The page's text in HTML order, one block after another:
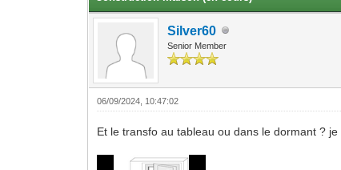
Silver60
Senior Member
06/09/2024, 10:47:02
Et le transfo au tableau ou dans le dormant ?